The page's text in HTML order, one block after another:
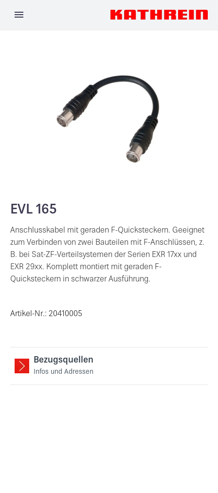
EVL 165
Anschlusskabel mit geraden F-Quicksteckern. Geeignet
zum Verbinden von zwei Bauteilen mit F-Anschlüssen, z.
B. bei Sat-ZF-Verteilsystemen der Serien EXR 17xx und
EXR 29xx. Komplett montiert mit geraden F-
Quicksteckern in schwarzer Ausführung.
Artikel-Nr.: 20410005
Bezugsquellen
Infos und Adressen